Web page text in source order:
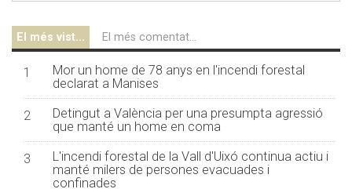
El més vist... El més comentat...
1
Mor un home de 78 anys en l'incendi forestal
declarat a Manises
2
Detingut a València per una presumpta agressió
que manté un home en coma
3
L'incendi forestal de la Vall d'Uixó continua actiu i
manté milers de persones evacuades i
confinades